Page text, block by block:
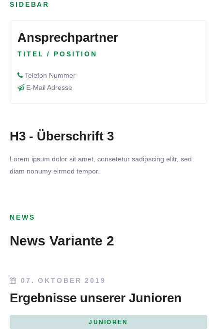
SIDEBAR
Ansprechpartner
TITEL / POSITION
Telefon Nummer
E-Mail Adresse
H3 - Überschrift 3
Lorem ipsum dolor sit amet, consetetur sadipscing elitr, sed
diam nonumy eirmod tempor.
NEWS
News Variante 2
07. OKTOBER 2019
Ergebnisse unserer Junioren
JUNIOREN